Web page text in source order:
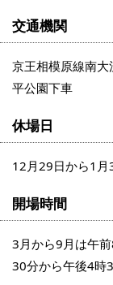
交通機関
京王相模原線南
平公園下車
休場日
12月29日から1月
開場時間
3月から9月は午
30分から午後4時